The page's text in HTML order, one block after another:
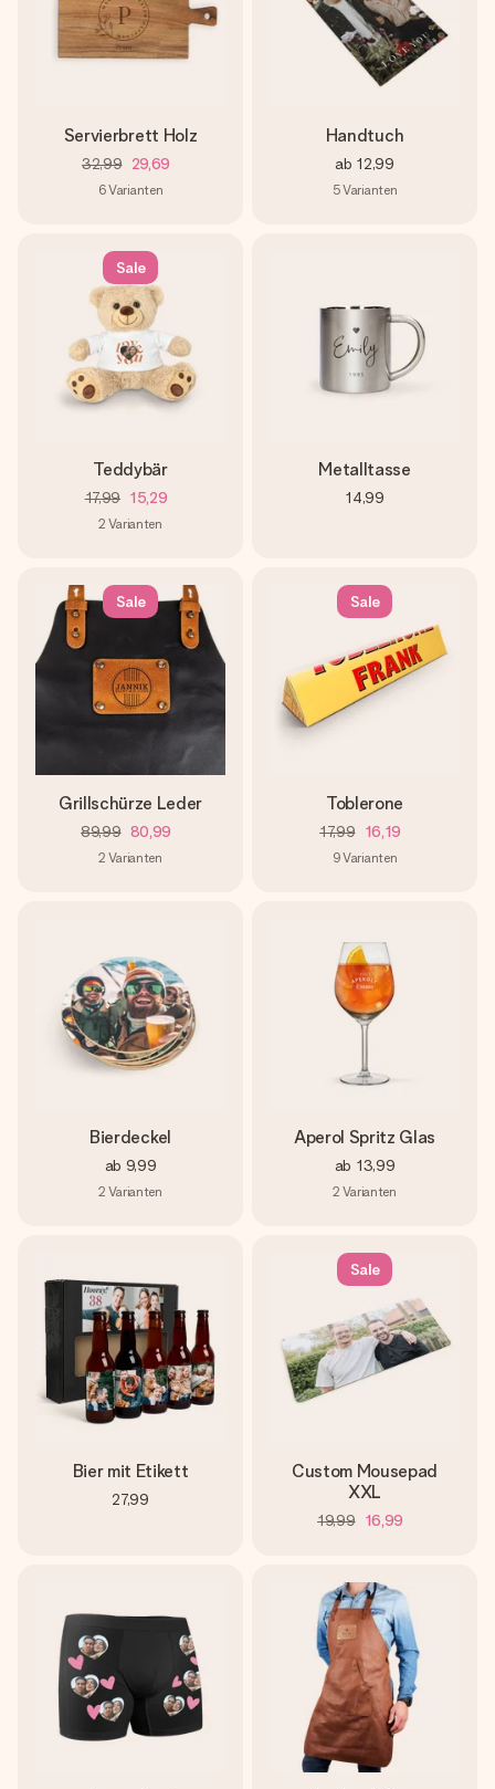
Servierbrett Holz
32,99 29,69
6Varianten
Handtuch
ab 12,99
5Varianten
Sale
Teddybär
17,99 15,29
2 Varianten
Metalltasse
14,99
Sale
Grillschürze Leder
89,99 80,99
2 Varianten
Sale
Toblerone
17,99 16,19
9Varianten
Bierdeckel
ab 9,99
2 Varianten
Aperol Spritz Glas
ab 13,99
2 Varianten
Bier mit Etikett
27,99
Sale
Custom Mousepad
XXL
19,99 16,99